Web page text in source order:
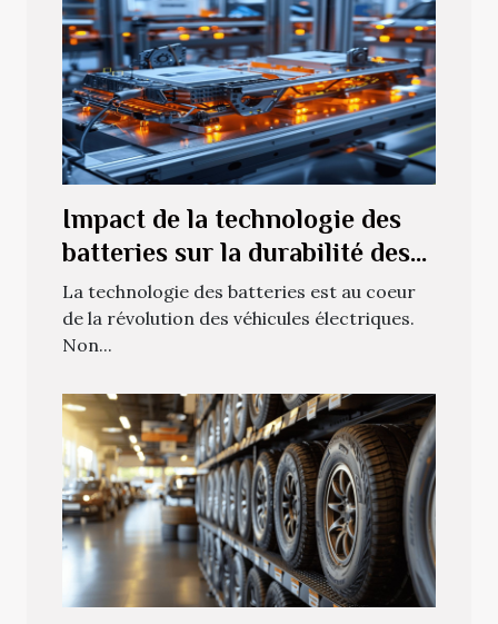
Impact de la technologie des
batteries sur la durabilité des
véhicules électriques
La technologie des batteries est au coeur
de la révolution des véhicules électriques.
Non...